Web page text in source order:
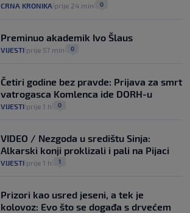
CRNA KRONIKA prije 24 min 0
Preminuo akademik Ivo Šlaus
VIJESTI prije 57 min 0
Četiri godine bez pravde: Prijava za smrt
vatrogasca Komlenca ide DORH-u
VIJESTI prije 1 h 0
VIDEO / Nezgoda u središtu Sinja:
Alkarski konji proklizali i pali na Pijaci
VIJESTI prije 1 h 1
Prizori kao usred jeseni, a tek je
kolovoz: Evo što se događa s drvećem